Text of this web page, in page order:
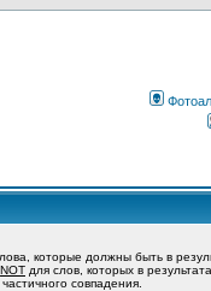
которые должны быть в
NOT для слов, которых в
совпадения.